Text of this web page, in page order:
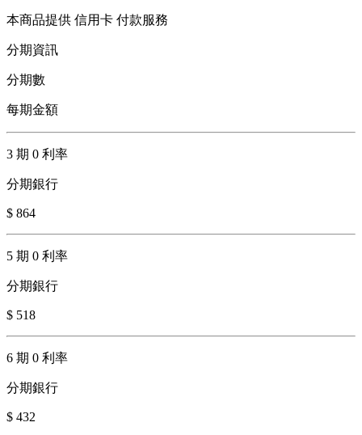
本商品提供 信用卡 付款服務
分期資訊
分期數
每期金額
3 期 0 利率
分期銀行
$ 864
5 期 0 利率
分期銀行
$ 518
6 期 0 利率
分期銀行
$ 432